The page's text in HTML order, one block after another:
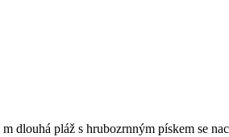
m dlouhá pláž s hrubozrnným pískem se